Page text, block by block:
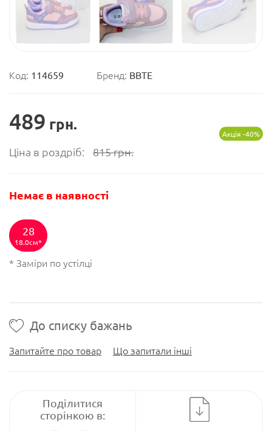
Код: 114659 Бренд: ВВТЕ
489 грн.
Ціна в роздріб: 815грн.
Акція -40%
Немає в наявності
28
18.0см
* Заміри по устілці
До списку бажань
Запитайте про товар Що запитали інші
Поділитися
сторінкою в: